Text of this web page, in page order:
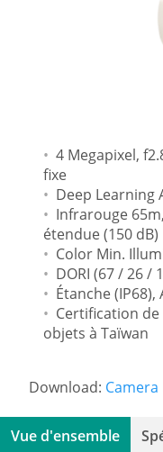
4 Megapixel,
fixe
Deep Learning
Infrarouge
étendue (150 dB)
Color Min.
DORI (67 / 26 /
Étanche (IP68),
Certification
objets à Taïwan
Download: Camera
Vue d'ensemble